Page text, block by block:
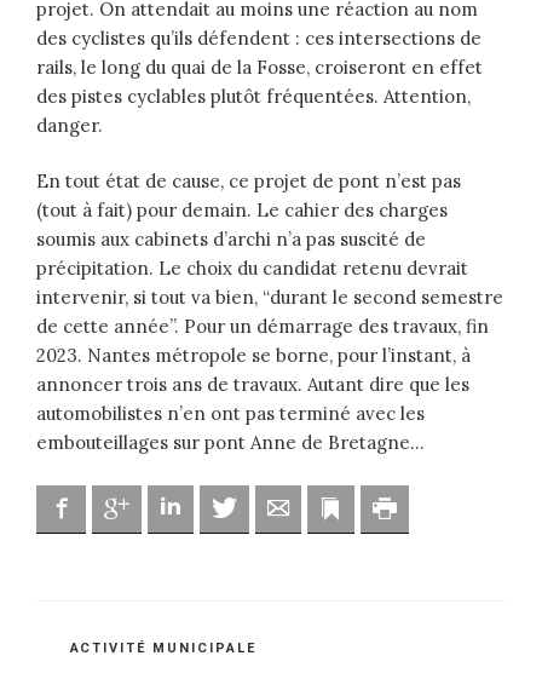
projet. On attendait au moins une réaction au nom
des cyclistes qu’ils défendent : ces intersections de
rails, le long du quai de la Fosse, croiseront en effet
des pistes cyclables plutôt fréquentées. Attention,
danger.
En tout état de cause, ce projet de pont n’est pas
(tout à fait) pour demain. Le cahier des charges
soumis aux cabinets d’archi n’a pas suscité de
précipitation. Le choix du candidat retenu devrait
intervenir, si tout va bien, “durant le second semestre
de cette année”. Pour un démarrage des travaux, fin
2023. Nantes métropole se borne, pour l’instant, à
annoncer trois ans de travaux. Autant dire que les
automobilistes n’en ont pas terminé avec les
embouteillages sur pont Anne de Bretagne…
FacebookGoogle Linkedin Twitter Adresse mailMarque-page
CATÉGORIES
ACTIVITÉ MUNICIPALE